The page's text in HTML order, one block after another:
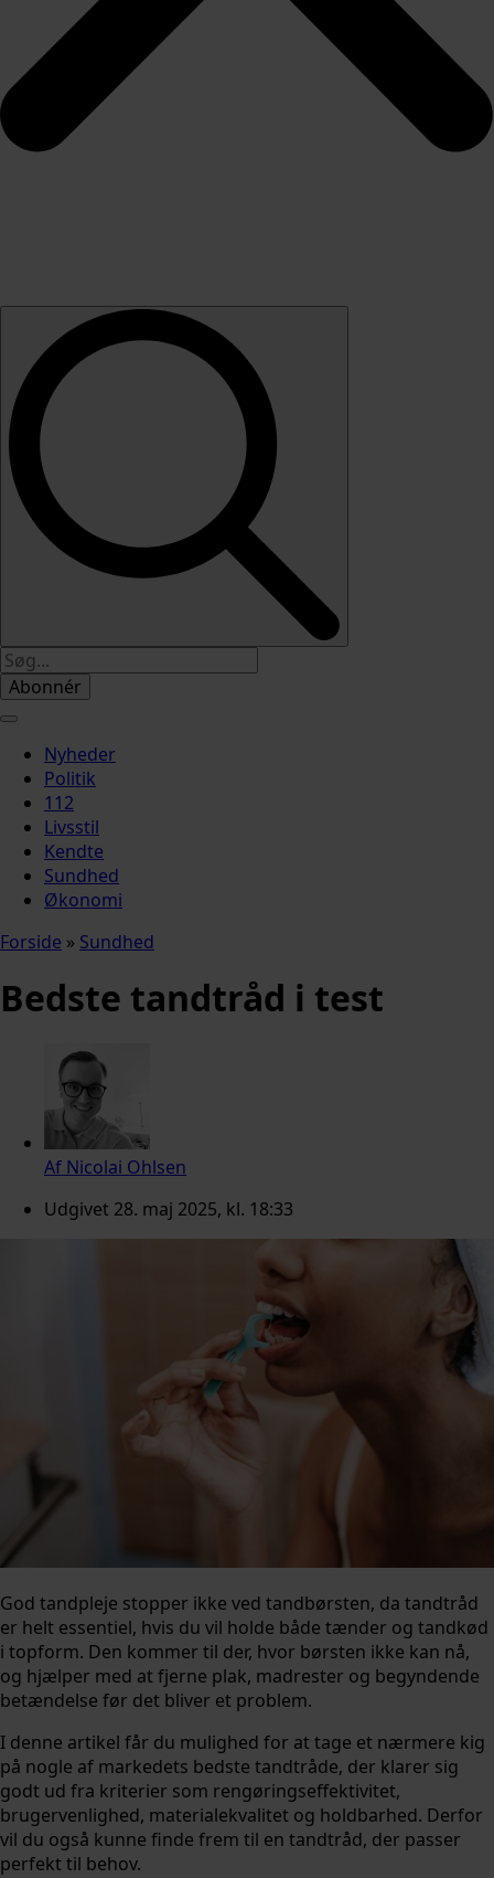
Abonnér
Nyheder
Politik
112
Livsstil
Kendte
Sundhed
Økonomi
Forside » Sundhed
Bedste tandtråd i test
Af Nicolai Ohlsen
Udgivet 28. maj 2025, kl. 18:33
God tandpleje stopper ikke ved tandbørsten, da tandtråd
er helt essentiel, hvis du vil holde både tænder og tandkød
i topform. Den kommer til der, hvor børsten ikke kan nå,
og hjælper med at fjerne plak, madrester og begyndende
betændelse før det bliver et problem.
I denne artikel får du mulighed for at tage et nærmere kig
på nogle af markedets bedste tandtråde, der klarer sig
godt ud fra kriterier som rengøringseffektivitet,
brugervenlighed, materialekvalitet og holdbarhed. Derfor
vil du også kunne finde frem til en tandtråd, der passer
perfekt til behov.